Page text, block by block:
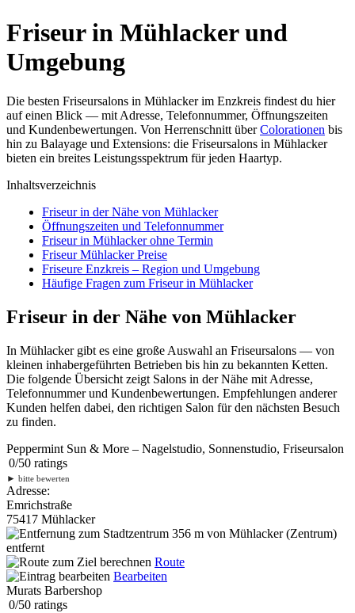
Friseur in Mühlacker und
Umgebung
Die besten Friseursalons in Mühlacker im Enzkreis findest du hier
auf einen Blick — mit Adresse, Telefonnummer, Öffnungszeiten
und Kundenbewertungen. Von Herrenschnitt überColorationen bis
hin zu Balayage und Extensions: die Friseursalons in Mühlacker
bieten ein breites Leistungsspektrum für jeden Haartyp.
Inhaltsverzeichnis
Friseur in der Nähe von Mühlacker
Öffnungszeiten und Telefonnummer
Friseur in Mühlacker ohne Termin
Friseur Mühlacker Preise
Friseure Enzkreis – Region und Umgebung
Häufige Fragen zum Friseur in Mühlacker
Friseur in der Nähe von Mühlacker
In Mühlacker gibt es eine große Auswahl an Friseursalons — von
kleinen inhabergeführten Betrieben bis hin zu bekannten Ketten.
Die folgende Übersicht zeigt Salons in der Nähe mit Adresse,
Telefonnummer und Kundenbewertungen. Empfehlungen anderer
Kunden helfen dabei, den richtigen Salon für den nächsten Besuch
zu finden.
Peppermint Sun & More – Nagelstudio, Sonnenstudio, Friseursalon
0/50 ratings
► bitte bewerten
Adresse:
Emrichstraße
75417 Mühlacker
356 m von Mühlacker (Zentrum)
entfernt
Route
Bearbeiten
Murats Barbershop
0/50 ratings